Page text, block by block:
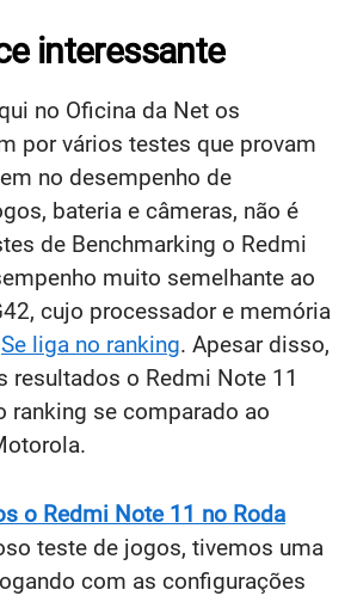
interessante
no Oficina da Net os
por vários testes que provam
no desempenho de
bateria e câmeras, não é
de Benchmarking o Redmi
muito semelhante ao
cujo processador e memória
Se liga no ranking. Apesar disso,
resultados o Redmi Note 11
ranking se comparado ao
o Redmi Note 11 no Roda
teste de jogos, tivemos uma
com as configurações